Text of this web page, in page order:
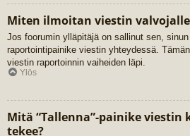
Miten ilmoitan viestin
Jos foorumin ylläpitäjä on sallinut sen,
raportointipainike viestin yhteydessä.
viestin raportoinnin vaiheiden läpi.
Ylös
Mitä “Tallenna”-painike viestin
tekee?